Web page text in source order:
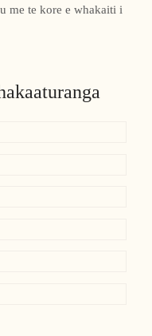
me te kore e whakaiti i